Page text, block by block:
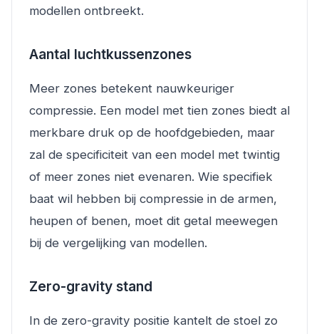
modellen ontbreekt.
Aantal luchtkussenzones
Meer zones betekent nauwkeuriger
compressie. Een model met tien zones biedt al
merkbare druk op de hoofdgebieden, maar
zal de specificiteit van een model met twintig
of meer zones niet evenaren. Wie specifiek
baat wil hebben bij compressie in de armen,
heupen of benen, moet dit getal meewegen
bij de vergelijking van modellen.
Zero-gravity stand
In de zero-gravity positie kantelt de stoel zo